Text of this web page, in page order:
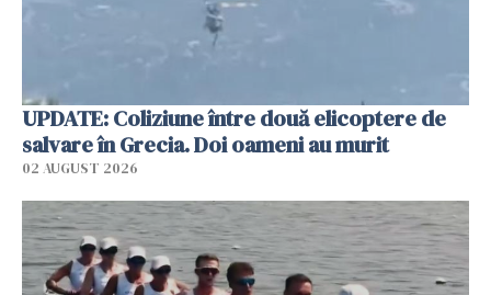
UPDATE: Coliziune între două elicoptere de
salvare în Grecia. Doi oameni au murit
02 AUGUST 2026